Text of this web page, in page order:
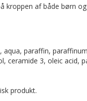
kroppen af både børn
aqua, paraffin,
ceramide 3, oleic acid,
produkt.